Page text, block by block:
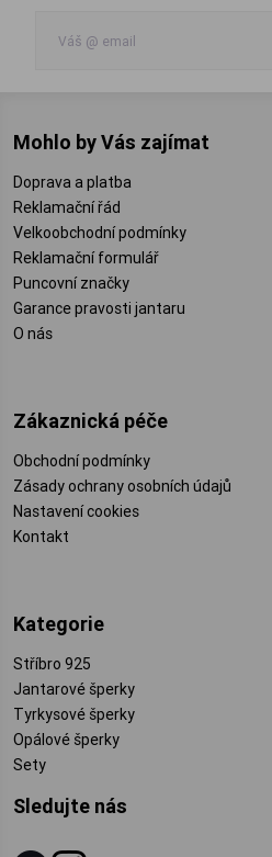
Mohlo by Vás zajímat
Doprava a platba
Reklamační řád
Velkoobchodní podmínky
Reklamační formulář
Puncovní značky
Garance pravosti jantaru
O nás
Zákaznická péče
Obchodní podmínky
Zásady ochrany osobních údajů
Nastavení cookies
Kontakt
Kategorie
Stříbro 925
Jantarové šperky
Tyrkysové šperky
Opálové šperky
Sety
Sledujte nás